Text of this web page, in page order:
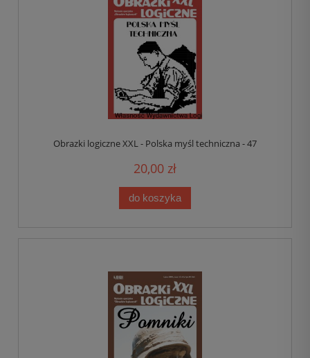
Obrazki logiczne XXL - Polska myśl techniczna - 47
20,00 zł
do koszyka